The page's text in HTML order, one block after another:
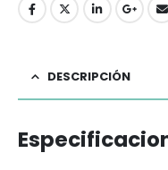
DESCRIPCIÓN